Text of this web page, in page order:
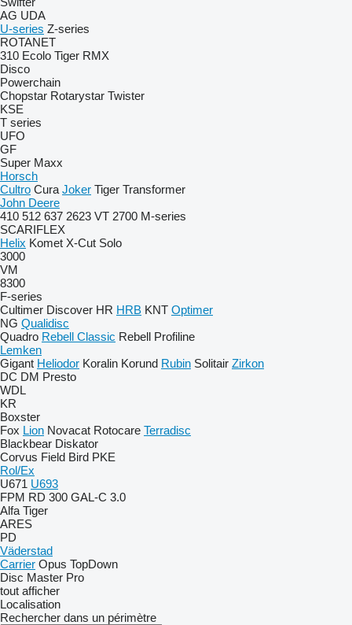
AG UDA
U-series Z-series
ROTANET
310 Ecolo Tiger RMX
Disco
Powerchain
Chopstar Rotarystar Twister
KSE
T series
UFO
GF
Super Maxx
Horsch
Cultro Cura Joker Tiger Transformer
John Deere
410 512 637 2623 VT 2700 M-series
SCARIFLEX
Helix Komet X-Cut Solo
3000
VM
8300
F-series
Cultimer Discover HR HRB KNT Optimer
NG Qualidisc
Quadro Rebell Classic Rebell Profiline
Lemken
Gigant Heliodor Koralin Korund Rubin Solitair Zirkon
DC DM Presto
WDL
KR
Boxster
Fox Lion Novacat Rotocare Terradisc
Blackbear Diskator
Corvus Field Bird PKE
Rol/Ex
U671 U693
FPM RD 300 GAL-C 3.0
Alfa Tiger
ARES
PD
Väderstad
Carrier Opus TopDown
Disc Master Pro
tout afficher
Localisation
Rechercher dans un périmètre